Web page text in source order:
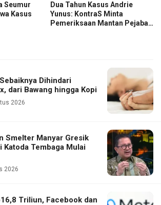
Seumur
Kasus
Dua Tahun Kasus Andrie
Yunus: KontraS Minta
Pemeriksaan Mantan Pejabat
Dihindari
dari Bawang hingga Kopi
2026
Smelter Manyar Gresik
Katoda Tembaga Mulai
2026
Triliun, Facebook dan